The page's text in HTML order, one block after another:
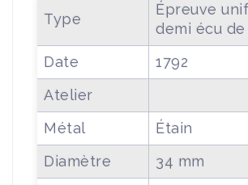
Type
Épreuve
demi écu
Date
1792
Atelier
Métal
Étain
Diamètre
34 mm